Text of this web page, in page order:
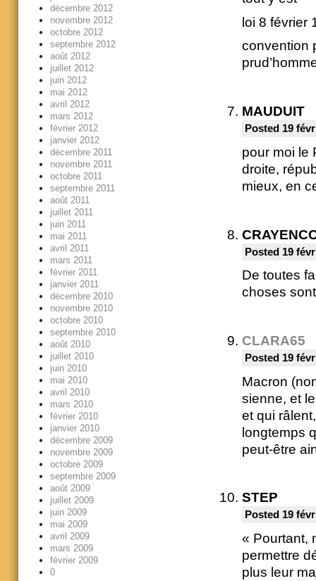
loi 8 février
convention
MAUDUIT
Posted 19
pour moi le
droite,
mieux, en
Posted 19
De toutes
choses
CLARA65
Posted 19
Macron
sienne, et
et qui
longtemps
peut-être
STEP
Posted 19
« Pourtant,
permettre
plus leur
décembre 2012
novembre 2012
octobre 2012
septembre 2012
août 2012
juillet 2012
juin 2012
mai 2012
avril 2012
mars 2012
février 2012
janvier 2012
décembre 2011
novembre 2011
octobre 2011
septembre 2011
août 2011
juillet 2011
juin 2011
mai 2011
avril 2011
mars 2011
février 2011
janvier 2011
décembre 2010
novembre 2010
octobre 2010
septembre 2010
août 2010
juillet 2010
juin 2010
mai 2010
avril 2010
mars 2010
février 2010
janvier 2010
décembre 2009
novembre 2009
octobre 2009
septembre 2009
août 2009
juillet 2009
juin 2009
mai 2009
avril 2009
mars 2009
février 2009
0